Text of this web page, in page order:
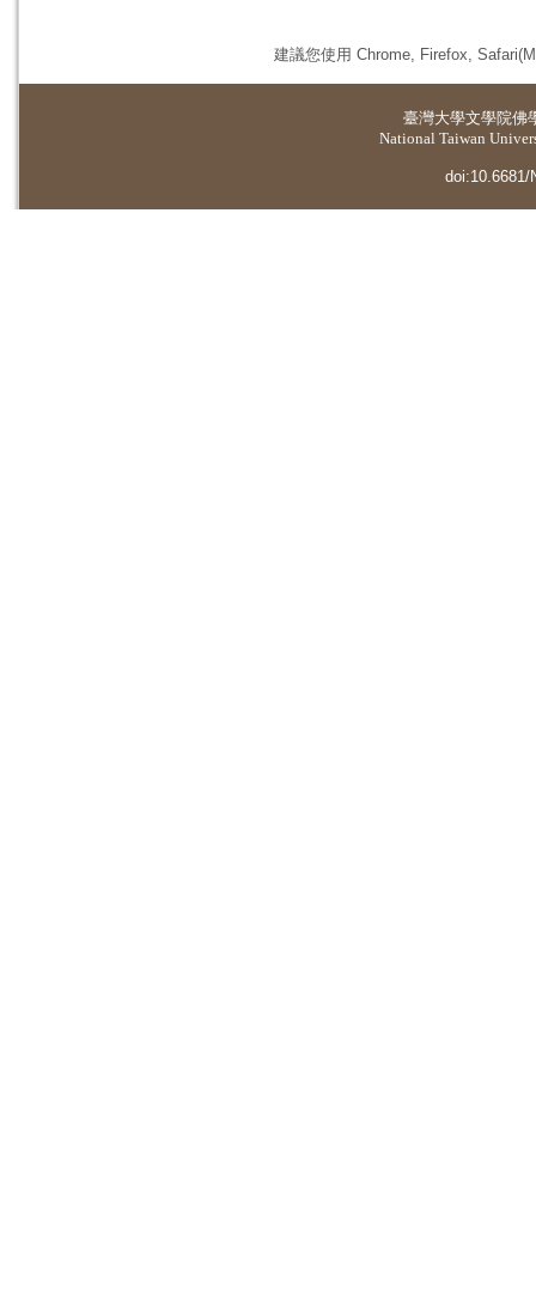
建議您使用 Chrome, Firefox,
臺灣大學文學院佛
National Taiwan
doi:10.6681/